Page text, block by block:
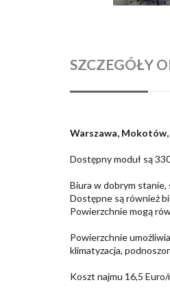
SZCZEGÓŁY
Warszawa, Mokotów,
Dostępny moduł są
Biura w dobrym
Dostępne są również
Powierzchnie mogą
Powierzchnie
klimatyzacja,
Koszt najmu 16,5